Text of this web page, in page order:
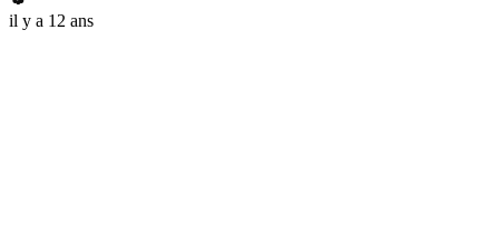
il y a 12 ans